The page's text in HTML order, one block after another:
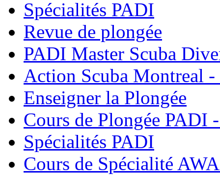
Spécialités PADI
Revue de plongée
PADI Master Scuba
Action Scuba Montreal
Enseigner la Plongée
Cours de Plongée PADI
Spécialités PADI
Cours de Spécialité